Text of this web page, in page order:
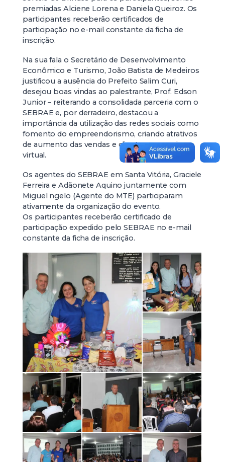
premiadas Alciene Lorena e Daniela Queiroz. Os
participantes receberão certificados de
participação no e-mail constante da ficha de
inscrição.
Na sua fala o Secretário de Desenvolvimento
Econômico e Turismo, João Batista de Medeiros
justificou a ausência do Prefeito Salim Curi,
desejou boas vindas ao palestrante, Prof. Edson
Junior – reiterando a consolidada parceria com o
SEBRAE e, por derradeiro, destacou a
importância da utilização das redes sociais como
fomento do empreendorismo, criando atrativos
de aumento das vendas e clientes por meio
virtual.
Os agentes do SEBRAE em Santa Vitória, Graciele
Ferreira e Adãonete Aquino juntamente com
Miguel ngelo (Agente do MTE) participaram
ativamente da organização do evento.
Os participantes receberão certificado de
participação expedido pelo SEBRAE no e-mail
constante da ficha de inscrição.